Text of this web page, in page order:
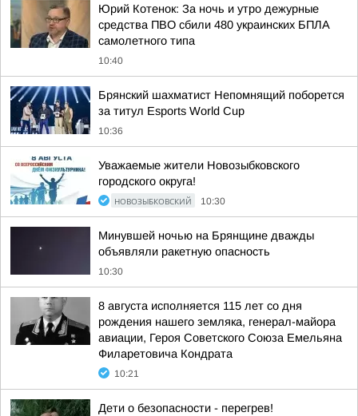
Юрий Котенок: За ночь и утро дежурные
средства ПВО сбили 480 украинских БПЛА
самолетного типа
10:40
Брянский шахматист Непомнящий поборется
за титул Esports World Cup
10:36
Уважаемые жители Новозыбковского
городского округа!
НОВОЗЫБКОВСКИЙ 10:30
Минувшей ночью на Брянщине дважды
объявляли ракетную опасность
10:30
8 августа исполняется 115 лет со дня
рождения нашего земляка, генерал-майора
авиации, Героя Советского Союза Емельяна
Филаретовича Кондрата
10:21
Дети о безопасности - перегрев!